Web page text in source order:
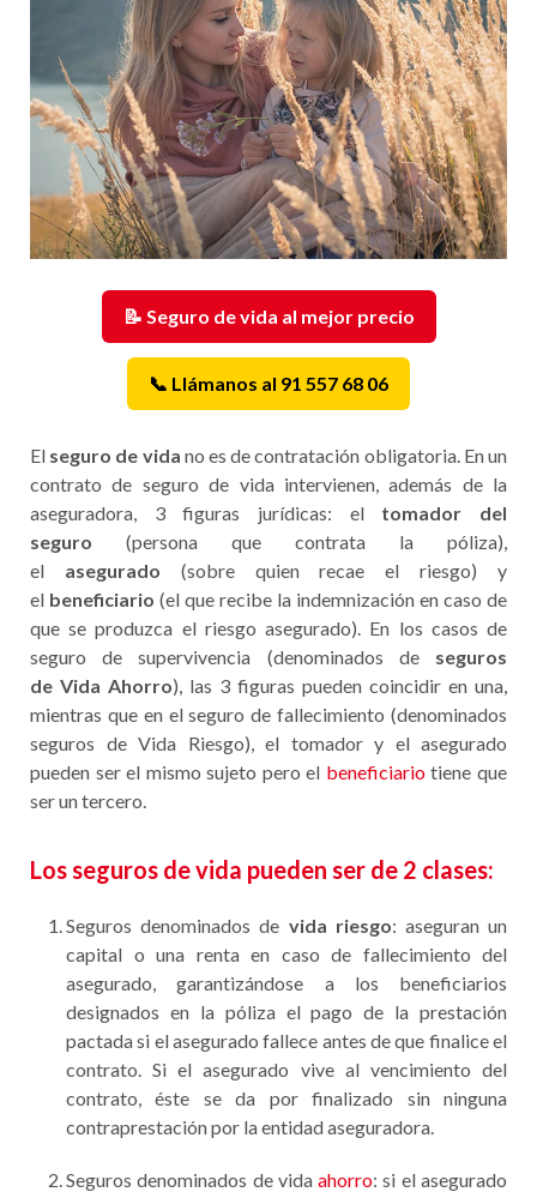
📝 Seguro de vida al mejor precio
📞 Llámanos al 91 557 68 06
El seguro de vida no es de contratación obligatoria. En un
contrato de seguro de vida intervienen, además de la
aseguradora, 3 figuras jurídicas: el tomador del
seguro (persona que contrata la póliza),
el asegurado (sobre quien recae el riesgo) y
el beneficiario (el que recibe la indemnización en caso de
que se produzca el riesgo asegurado). En los casos de
seguro de supervivencia (denominados de seguros
de Vida Ahorro), las 3 figuras pueden coincidir en una,
mientras que en el seguro de fallecimiento (denominados
seguros de Vida Riesgo), el tomador y el asegurado
pueden ser el mismo sujeto pero el beneficiariotiene que
ser un tercero.
Los seguros de vida pueden ser de 2 clases:
Seguros denominados de vida riesgo: aseguran un
capital o una renta en caso de fallecimiento del
asegurado, garantizándose a los beneficiarios
designados en la póliza el pago de la prestación
pactada si el asegurado fallece antes de que finalice el
contrato. Si el asegurado vive al vencimiento del
contrato, éste se da por finalizado sin ninguna
contraprestación por la entidad aseguradora.
Seguros denominados de vidaahorro: si el asegurado